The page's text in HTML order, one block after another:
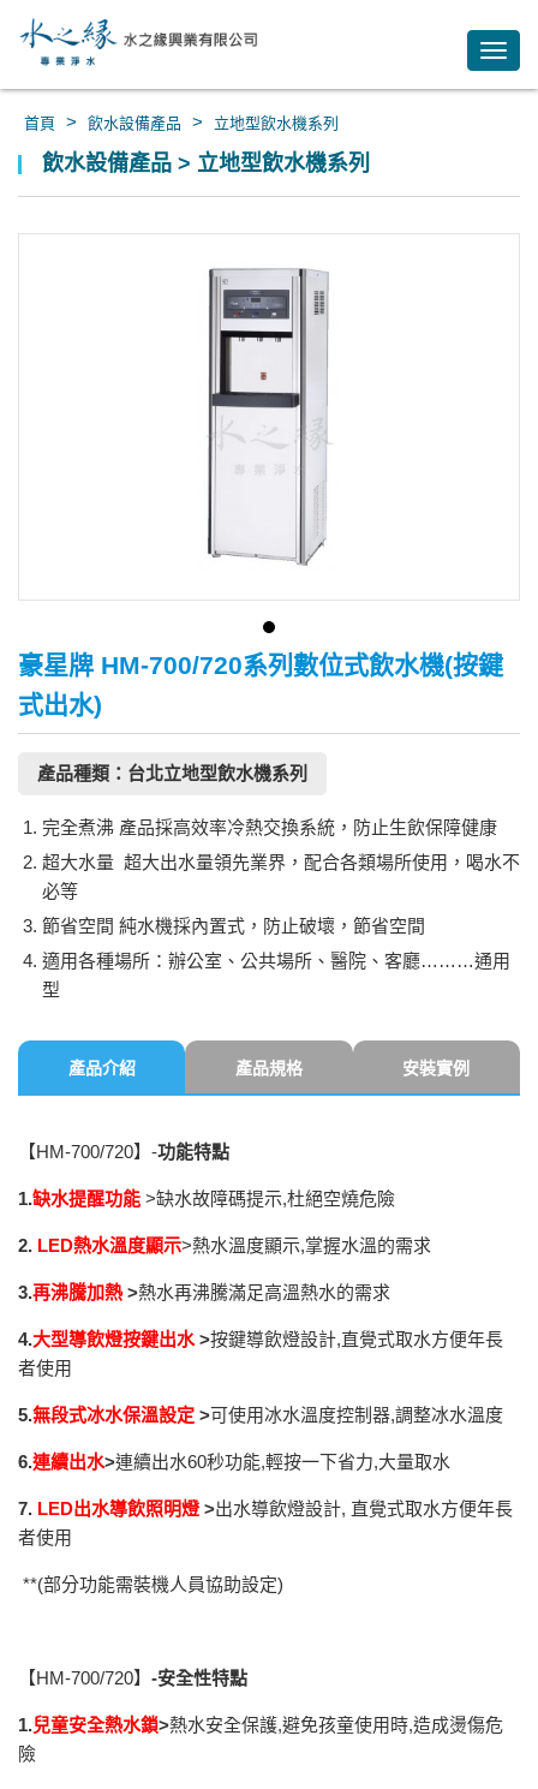
首頁 > 飲水設備產品 > 立地型飲水機系列
飲水設備產品 > 立地型飲水機系列
豪星牌 HM-700/720系列數位式飲水機(按鍵
式出水)
產品種類：台北立地型飲水機系列
完全煮沸 產品採高效率冷熱交換系統，防止生飲保障健康
超大水量 超大出水量領先業界，配合各類場所使用，喝水不
必等
節省空間 純水機採內置式，防止破壞，節省空間
適用各種場所：辦公室、公共場所、醫院、客廳………通用
型
產品介紹 產品規格 安裝實例
【HM-700/720】-功能特點
1.缺水提醒功能 >缺水故障碼提示,杜絕空燒危險
2. LED熱水溫度顯示>熱水溫度顯示,掌握水溫的需求
3.再沸騰加熱 >熱水再沸騰滿足高溫熱水的需求
4.大型導飲燈按鍵出水 >按鍵導飲燈設計,直覺式取水方便年長
者使用
5.無段式冰水保溫設定 >可使用冰水溫度控制器,調整冰水溫度
6.連續出水>連續出水60秒功能,輕按一下省力,大量取水
7. LED出水導飲照明燈>出水導飲燈設計, 直覺式取水方便年長
者使用
**(部分功能需裝機人員協助設定)
【HM-700/720】 -安全性特點
1.兒童安全熱水鎖>熱水安全保護,避免孩童使用時,造成燙傷危
險